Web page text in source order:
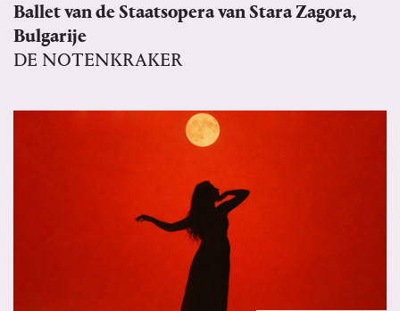
Ballet van de Staatsopera van Stara Zagora,
Bulgarije
DE NOTENKRAKER